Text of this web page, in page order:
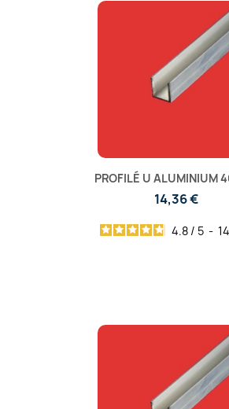
PROFILÉ U ALUMINIUM
14,36 €
4.8 / 5 - 14